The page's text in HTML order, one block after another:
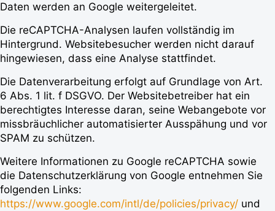
Daten werden an Google weitergeleitet.
Die reCAPTCHA-Analysen laufen vollständig im
Hintergrund. Websitebesucher werden nicht darauf
hingewiesen, dass eine Analyse stattfindet.
Die Datenverarbeitung erfolgt auf Grundlage von Art.
6 Abs. 1 lit. f DSGVO. Der Websitebetreiber hat ein
berechtigtes Interesse daran, seine Webangebote vor
missbräuchlicher automatisierter Ausspähung und vor
SPAM zu schützen.
Weitere Informationen zu Google reCAPTCHA sowie
die Datenschutzerklärung von Google entnehmen Sie
folgenden Links:
https://www.google.com/intl/de/policies/privacy/ und